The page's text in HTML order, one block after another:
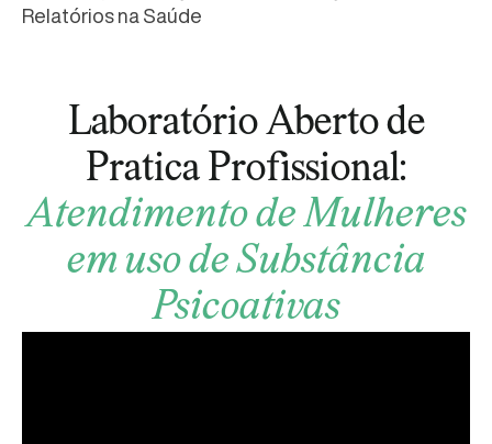
Relatórios na Saúde
Laboratório Aberto de
Pratica Profissional:
Atendimento de Mulheres
em uso de Substância
Psicoativas